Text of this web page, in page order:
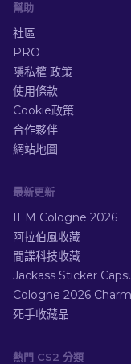
幫助
社區
PRO
隱私權 政策
使用條款
Cookie政策
合作夥伴
網站地圖
最新更新
IEM Cologne 2026
阿拉伯風收藏
間諜科技收藏
Jackass Sticker
Cologne 2026
死手收藏品
熱門 CS2 分類